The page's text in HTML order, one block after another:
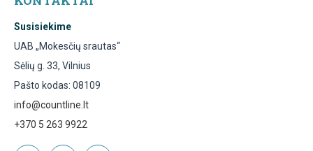
Susisiekime
UAB „Mokesčių srautas“
Sėlių g. 33, Vilnius
Pašto kodas: 08109
info@countline.lt
+370 5 263 9922